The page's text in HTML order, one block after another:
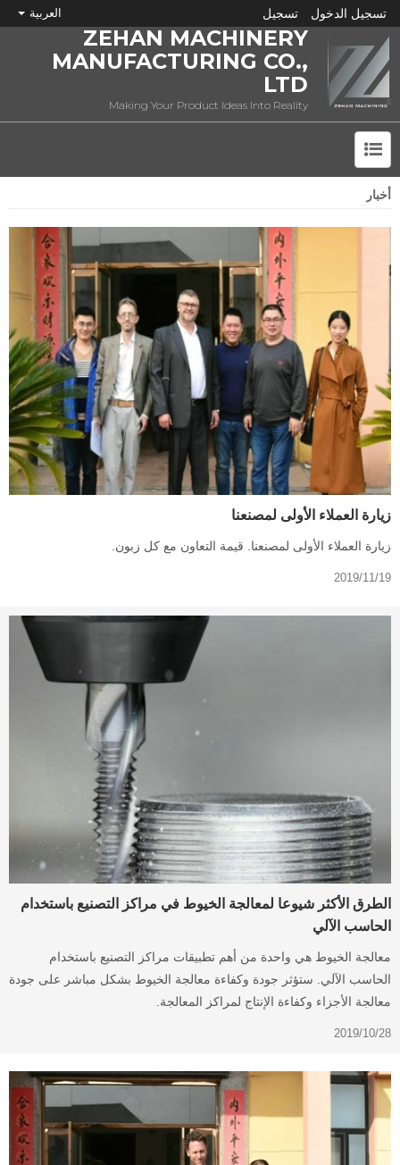
تسجيل الدخول تسجيل العربية
ZEHAN MACHINERY
MANUFACTURING CO.,
LTD
Making Your Product Ideas Into Reality
أخبار
زيارة العملاء الأولى لمصنعنا
زيارة العملاء الأولى لمصنعنا. قيمة التعاون مع كل زبون.
2019/11/19
الطرق الأكثر شيوعا لمعالجة الخيوط في مراكز التصنيع باستخدام
الحاسب الآلي
معالجة الخيوط هي واحدة من أهم تطبيقات مراكز التصنيع باستخدام
الحاسب الآلي. ستؤثر جودة وكفاءة معالجة الخيوط بشكل مباشر على جودة
معالجة الأجزاء وكفاءة الإنتاج لمراكز المعالجة.
2019/10/28